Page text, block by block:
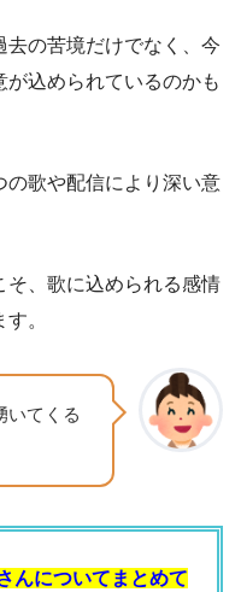
去の苦境だけでなく、今
が込められているのかも
の歌や配信により深い意
そ、歌に込められる感情
。
いてくる
んについてまとめて